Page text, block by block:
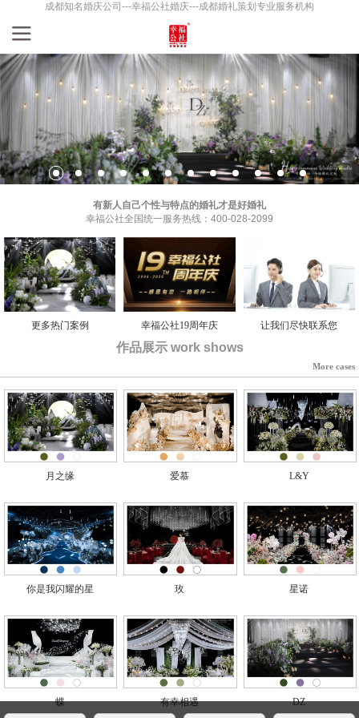
成都知名婚庆公司---幸福公社婚庆---成都婚礼策划专业服务机构
有新人自己个性与特点的婚礼才是好婚礼
幸福公社全国统一服务热线：400-028-2099
更多热门案例 幸福公社19周年庆 让我们尽快联系您
作品展示 work shows
More cases
月之缘 爱慕 L&Y
你是我闪耀的星 玫 星诺
蝶 有幸相遇 DZ